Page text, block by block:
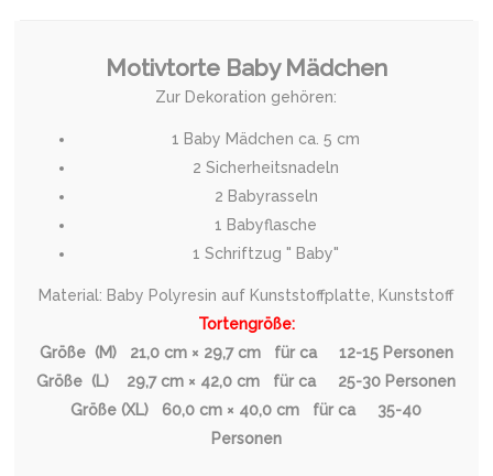
Motivtorte Baby Mädchen
Zur Dekoration gehören:
1 Baby Mädchen ca. 5 cm
2 Sicherheitsnadeln
2 Babyrasseln
1 Babyflasche
1 Schriftzug " Baby"
Material: Baby Polyresin auf Kunststoffplatte, Kunststoff
Tortengröße:
Größe (M) 21,0 cm × 29,7 cm für ca 12-15 Personen
Größe (L) 29,7 cm × 42,0 cm für ca 25-30 Personen
Größe (XL) 60,0 cm × 40,0 cm für ca 35-40
Personen